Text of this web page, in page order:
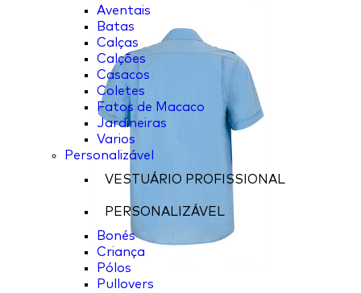
Aventais
Batas
Calças
Calções
Casacos
Coletes
Fatos de Macaco
Jardineiras
Varios
Personalizável
VESTUÁRIO PROFISSIONAL
PERSONALIZÁVEL
Bonés
Criança
Pólos
Pullovers